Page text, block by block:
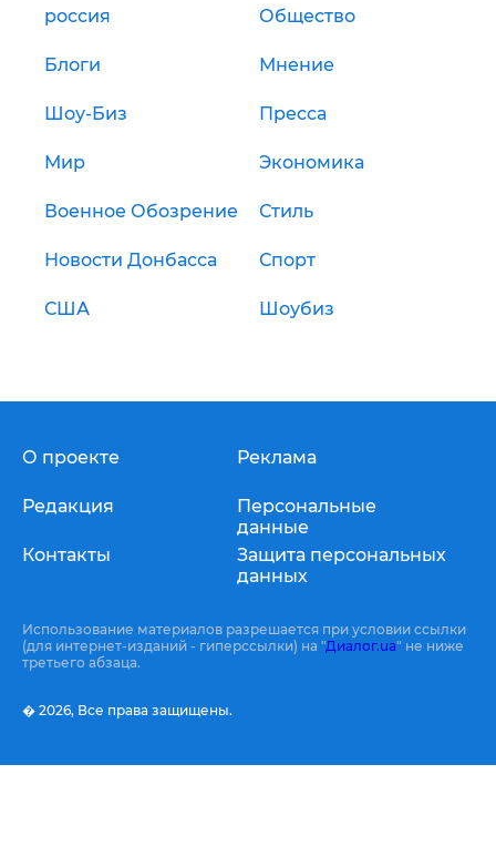
россия Общество
Блоги Мнение
Шоу-Биз Пресса
Мир Экономика
Военное Обозрение Стиль
Новости Донбасса Спорт
США Шоубиз
О проекте
Редакция
Контакты
Реклама
Персональные
данные
Защита персональных
данных
Использование материалов разрешается при условии ссылки
(для интернет-изданий - гиперссылки) на "Диалог.ua" не ниже
третьего абзаца.
� 2026, Все права защищены.